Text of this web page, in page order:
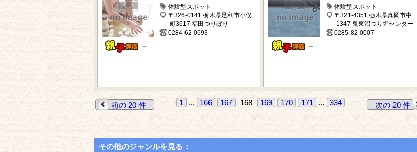
－
体験型スポット
〒326-0141 栃木県足利市小俣
町3617 福田つりぼり
0284-62-0693
－
体験型スポット
〒321-4351 栃木県真岡市中
1347 鬼東沼つり堀センター
0285-82-0007
前の 20 件 1 ... 166 167 168 169 170 171 ... 334 次の 20 件
その他のジャンルを見る：